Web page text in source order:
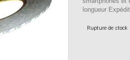
longueur
Rupture de stock